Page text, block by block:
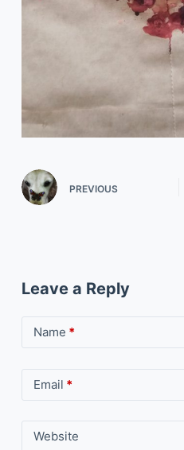
PREVIOUS
Leave a Reply
Name *
Email *
Website